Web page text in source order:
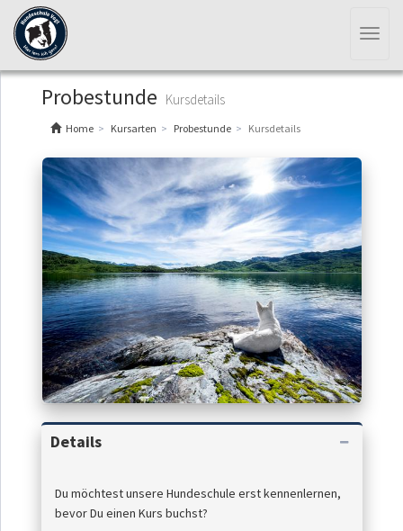
Probestunde Kursdetails
Home Kursarten Probestunde Kursdetails
Details
Du möchtest unsere Hundeschule erst kennenlernen,
bevor Du einen Kurs buchst?